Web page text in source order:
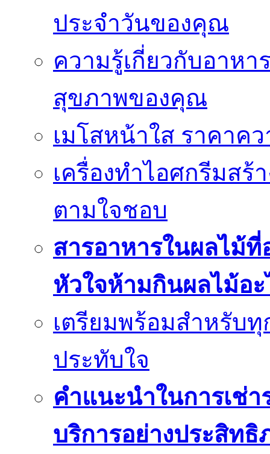
ประจำวันของคุณ
ความรู้เกี่ยวกับอาหา
สุขภาพของคุณ
เมโสหน้าใส ราคาค
เครื่องทำไอศกรีมส
ตามใจชอบ
สารอาหารในผลไม้
หัวใจห้ามกินผลไม้อะ
เตรียมพร้อมสำหรับ
ประทับใจ
คำแนะนำในการเช่า
บริการอย่างประสิทธิ